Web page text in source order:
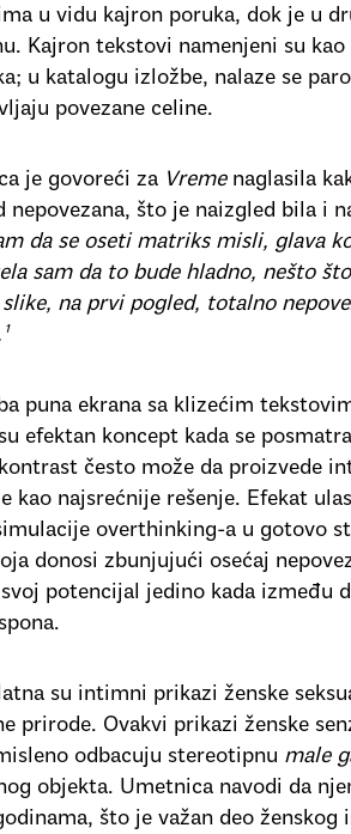
u vidu kajron poruka, dok je u
Kajron tekstovi namenjeni su
u katalogu izložbe, nalaze se
povezane celine.
je govoreći za Vremenaglasila
nepovezana, što je naizgled bila i
da se oseti matriks misli, glava
sam da to bude hladno, nešto
na prvi pogled, totalno
puna ekrana sa klizećim
efektan koncept kada se
često može da proizvede
kao najsrećnije rešenje. Efekat
overthinking-a u gotovo
donosi zbunjujući osećaj
potencijal jedino kada između
su intimni prikazi ženske
prirode. Ovakvi prikazi ženske
odbacuju stereotipnu male
objekta. Umetnica navodi da
što je važan deo ženskog